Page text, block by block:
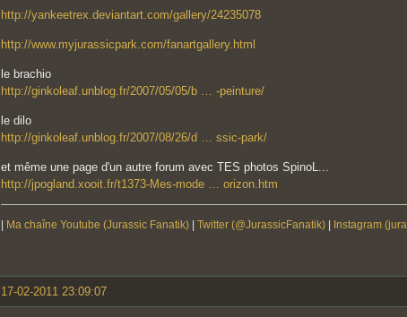
http://yankeetrex.deviantart.com/gallery/24235078
http://www.myjurassicpark.com/fanartgallery.html
le brachio
http://ginkoleaf.unblog.fr/2007/05/05/b … -peinture/
le dilo
http://ginkoleaf.unblog.fr/2007/08/26/d … ssic-park/
et même une page d'un autre forum avec TES photos SpinoL...
http://jpogland.xooit.fr/t1373-Mes-mode … orizon.htm
Ma chaîne Youtube (Jurassic Fanatik) Twitter (@JurassicFanatik) Instagram
17-02-2011 23:09:07